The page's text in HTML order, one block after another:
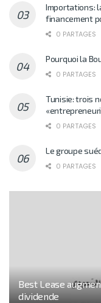
Importations:
financement
0 PARTAGES
Pourquoi la
0 PARTAGES
Tunisie: trois
0 PARTAGES
Le groupe
0 PARTAGES
Best Lease
dividende